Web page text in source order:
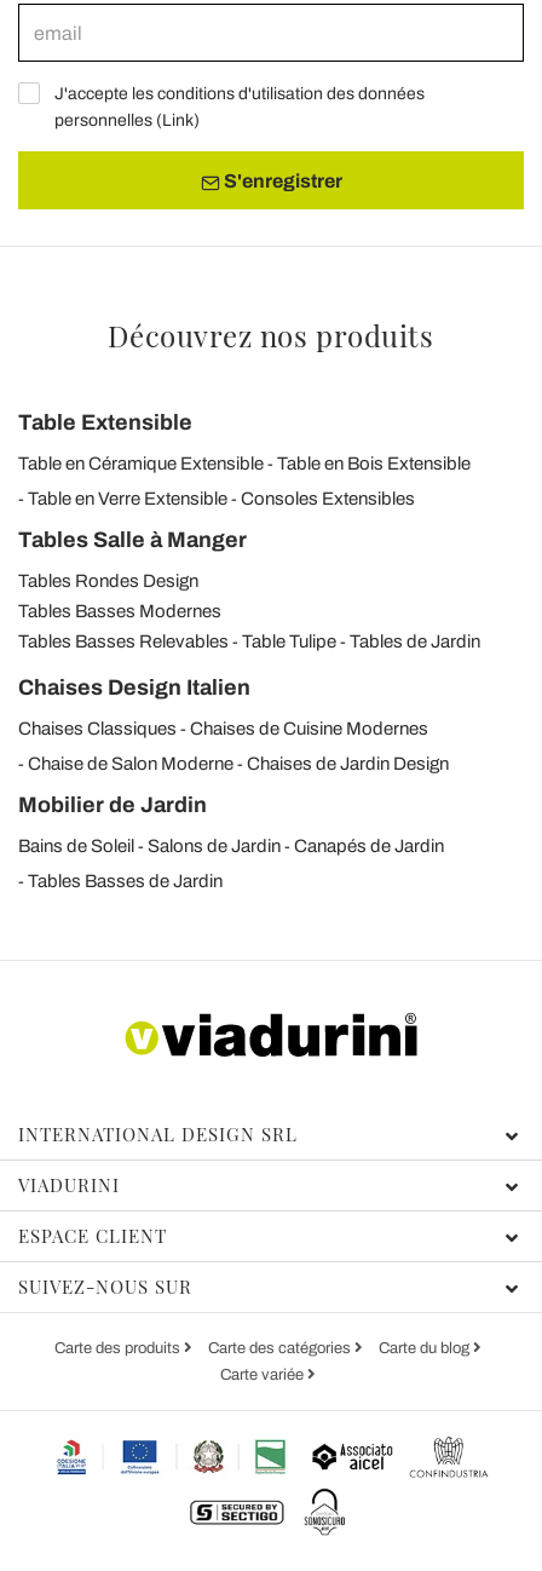
J'accepte les conditions d'utilisation des données
personnelles (Link)
S'enregistrer
Découvrez nos produits
Table Extensible
Table en Céramique Extensible
Table en Bois Extensible
Table en Verre Extensible
Consoles Extensibles
Tables Salle à Manger
Tables Rondes Design
Tables Basses Modernes
Tables Basses Relevables
Table Tulipe Tables de Jardin
Chaises Design Italien
Chaises Classiques
Chaises de Cuisine Modernes
Chaise de Salon Moderne
Chaises de Jardin Design
Mobilier de Jardin
Bains de Soleil Salons de Jardin
Canapés de Jardin
Tables Basses de Jardin
INTERNATIONAL DESIGN SRL
VIADURINI
ESPACE CLIENT
SUIVEZ-NOUS SUR
Carte des produits Carte des catégories
Carte du blog
Carte variée